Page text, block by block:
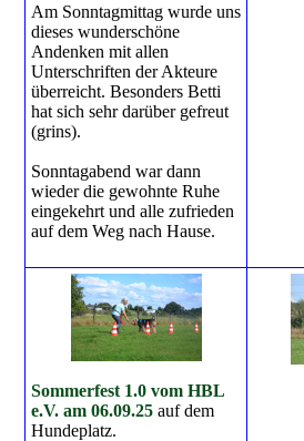
Am Sonntagmittag wurde uns
dieses wunderschöne
Andenken mit allen
Unterschriften der Akteure
überreicht. Besonders Betti
hat sich sehr darüber gefreut
(grins).
Sonntagabend war dann
wieder die gewohnte Ruhe
eingekehrt und alle zufrieden
auf dem Weg nach Hause.
Sommerfest 1.0 vom HBL
e.V. am 06.09.25 auf dem
Hundeplatz.